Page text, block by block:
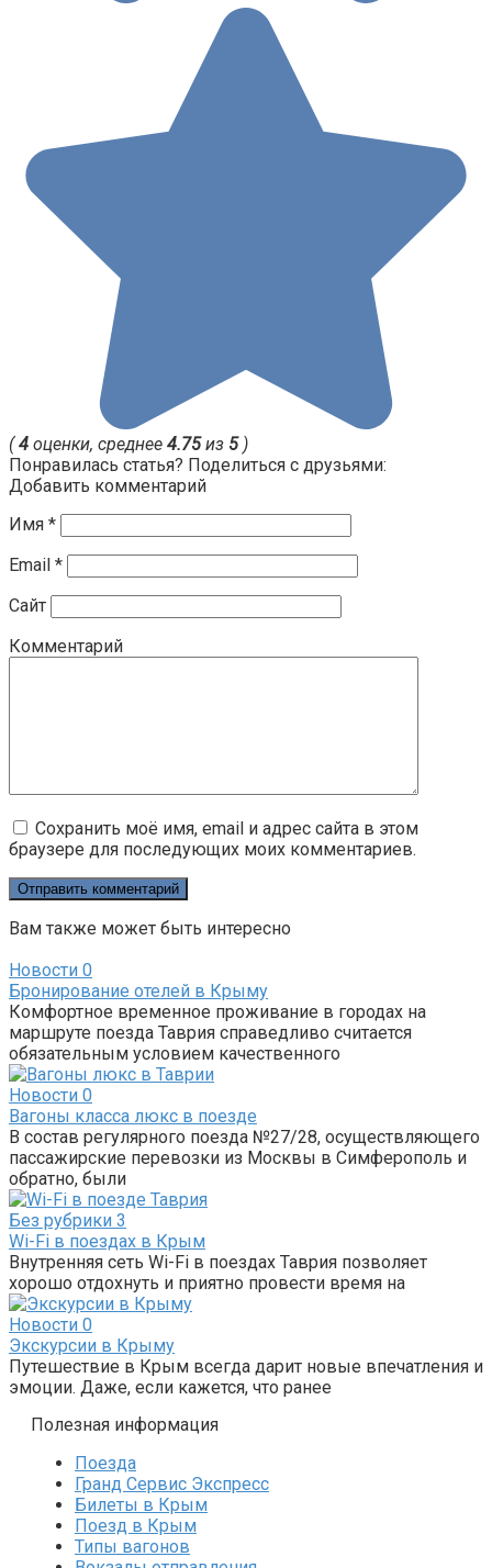
(4 оценки, среднее 4.75из 5)
Понравилась статья? Поделиться с друзьями:
Добавить комментарий
Имя *
Email *
Сайт
Комментарий
Сохранить моё имя, email и адрес сайта в этом
браузере для последующих моих комментариев.
Вам также может быть интересно
Новости 0
Бронирование отелей в Крыму
Комфортное временное проживание в городах на
маршруте поезда Таврия справедливо считается
обязательным условием качественного
Новости 0
Вагоны класса люкс в поезде
В состав регулярного поезда №27/28, осуществляющего
пассажирские перевозки из Москвы в Симферополь и
обратно, были
Без рубрики 3
Wi-Fi в поездах в Крым
Внутренняя сеть Wi-Fi в поездах Таврия позволяет
хорошо отдохнуть и приятно провести время на
Новости 0
Экскурсии в Крыму
Путешествие в Крым всегда дарит новые впечатления и
эмоции. Даже, если кажется, что ранее
Полезная информация
Поезда
Гранд Сервис Экспресс
Билеты в Крым
Поезд в Крым
Типы вагонов